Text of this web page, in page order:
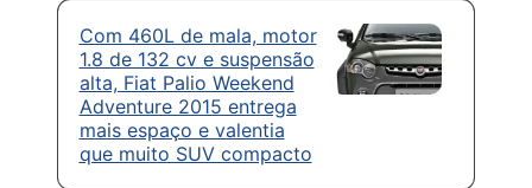
Com 460L de mala, motor
1.8 de 132 cv e suspensão
alta, Fiat Palio Weekend
Adventure 2015 entrega
mais espaço e valentia
que muito SUV compacto